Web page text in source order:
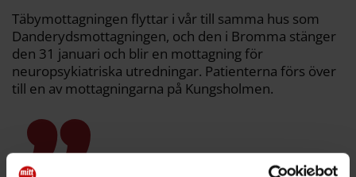
Täbymottagningen flyttar i vår till samma hus som
Danderydsmottagningen, och den i Bromma stänger
den 31 januari och blir en mottagning för
neuropsykiatriska utredningar. Patienterna förs över
till en av mottagningarna på Kungsholmen.